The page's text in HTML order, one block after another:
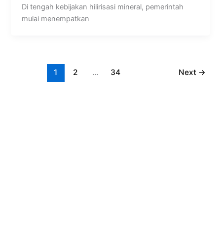
Di tengah kebijakan hilirisasi mineral, pemerintah
mulai menempatkan
1 2 … 34 Next →